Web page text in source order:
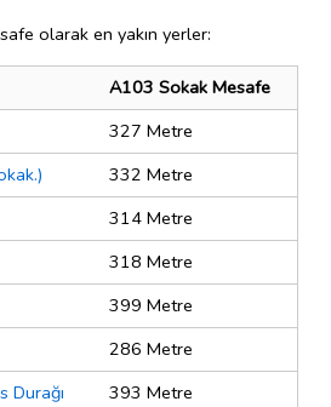
olarak en yakın yerler:
A103 Sokak Mesafe
327 Metre
332 Metre
314 Metre
318 Metre
399 Metre
286 Metre
Durağı
393 Metre